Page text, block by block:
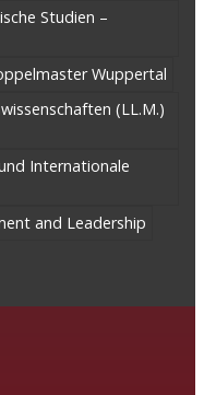
Studien –
Wuppertal
(LL.M.)
Internationale
and Leadership